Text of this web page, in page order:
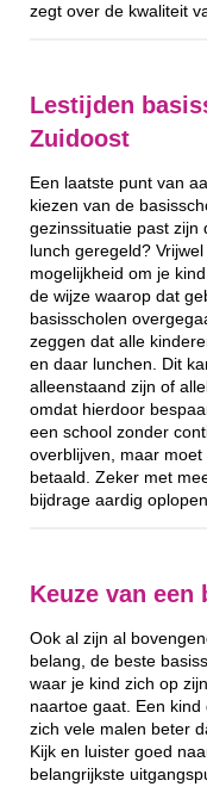
zegt over de kwaliteit
Lestijden
Zuidoost
Een laatste punt van
kiezen van de
gezinssituatie past zijn
lunch geregeld?
mogelijkheid om je
de wijze waarop dat
basisscholen
zeggen dat alle
en daar lunchen. Dit
alleenstaand zijn of
omdat hierdoor
een school zonder
overblijven, maar
betaald. Zeker met
bijdrage aardig oplopen.
Keuze van een
Ook al zijn al
belang, de beste
waar je kind zich op
naartoe gaat. Een
zich vele malen beter
Kijk en luister goed
belangrijkste